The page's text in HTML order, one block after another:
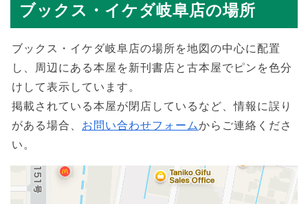
ブックス・イケダ岐阜店の場所
ブックス・イケダ岐阜店の場所を地図の中心に配置
し、周辺にある本屋を新刊書店と古本屋でピンを色分
けして表示しています。
掲載されている本屋が閉店しているなど、情報に誤り
がある場合、 お問い合わせフォームからご連絡くださ
い。